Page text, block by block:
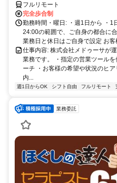
フルリモート
完全歩合制
勤務時間・曜日: ・週1日から ・1
24:00の範囲で、ご自身の都合に
業務日と休日はご自身で設定 お
仕事内容: 株式会社メドゥーサが
業務です。 ・指定の営業ツール
ーチ ・お客様の希望や状況のヒ
内...
週1日からOK シフト自由 フルリモート
業務委託